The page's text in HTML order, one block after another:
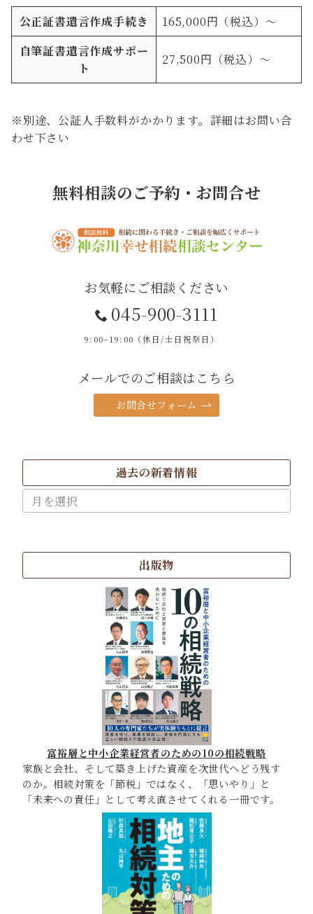
公正証書遺言作成手続き
165,000円（税込）～
自筆証書遺言作成サポー
ト
27,500円（税込）～
※別途、公証人手数料がかかります。詳細はお問い合
わせ下さい
無料相談のご予約・お問合せ
お気軽にご相談ください
045-900-3111
9:00–19:00（休日/土日祝祭日）
メールでのご相談はこちら
お問合せフォーム
過去の新着情報
去
着
情
出版物
富裕層と中小企業経営者のための10の相続戦略
家族と会社、そして築き上げた資産を次世代へどう残す
のか。相続対策を「節税」ではなく、「思いやり」と
「未来への責任」として考え直させてくれる一冊です。